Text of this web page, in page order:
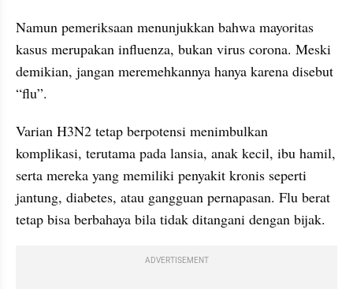
Namun pemeriksaan menunjukkan bahwa mayoritas
kasus merupakan influenza, bukan virus corona. Meski
demikian, jangan meremehkannya hanya karena disebut
“flu”.
Varian H3N2 tetap berpotensi menimbulkan
komplikasi, terutama pada lansia, anak kecil, ibu hamil,
serta mereka yang memiliki penyakit kronis seperti
jantung, diabetes, atau gangguan pernapasan. Flu berat
tetap bisa berbahaya bila tidak ditangani dengan bijak.
ADVERTISEMENT